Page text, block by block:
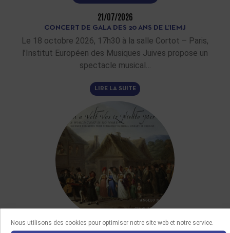
Nous utilisons des cookies pour optimiser notre site web et notre service.
21/07/2026
CONCERT DE GALA DES 20 ANS DE L’IEMJ
Le 18 octobre 2026, 17h30 à la salle Cortot – Paris,
l’Institut Européen des Musiques Juives propose un
spectacle musical…
LIRE LA SUITE